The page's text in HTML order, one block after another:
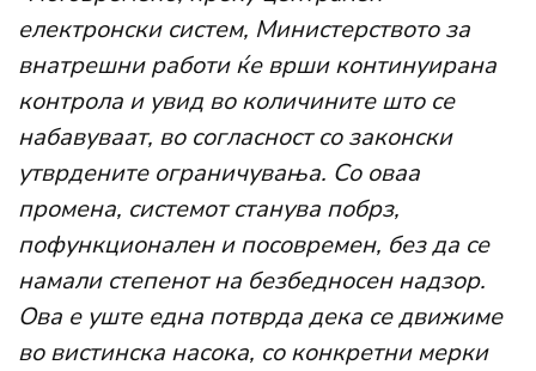
електронски систем, Министерството за
внатрешни работи ќе врши континуирана
контрола и увид во количините што се
набавуваат, во согласност со законски
утврдените ограничувања. Со оваа
промена, системот станува побрз,
пофункционален и посовремен, без да се
намали степенот на безбедносен надзор.
Ова е уште една потврда дека се движиме
во вистинска насока, со конкретни мерки